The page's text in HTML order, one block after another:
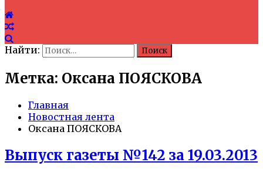
Найти:
Метка: Оксана ПОЯСКОВА
Главная
Новостная лента
Оксана ПОЯСКОВА
Выпуск газеты №142 за 19.03.2013